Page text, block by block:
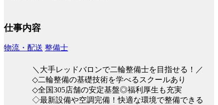
仕事内容
物流・配送 整備士
＼大手レッドバロンで二輪整備士を目指せる！／
◇二輪整備の基礎技術を学べるスクールあり
◇全国305店舗の安定基盤◎福利厚生も充実
◇最新設備や空調完備！快適な環境で整備できる